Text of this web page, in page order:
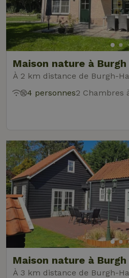
Maison nature à
À 2 km distance de Burgh-
4 personnes2 Chambres
Maison nature à
À 3 km distance de Burgh-